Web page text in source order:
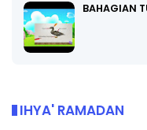
BAHAGIAN
IHYA' RAMADAN